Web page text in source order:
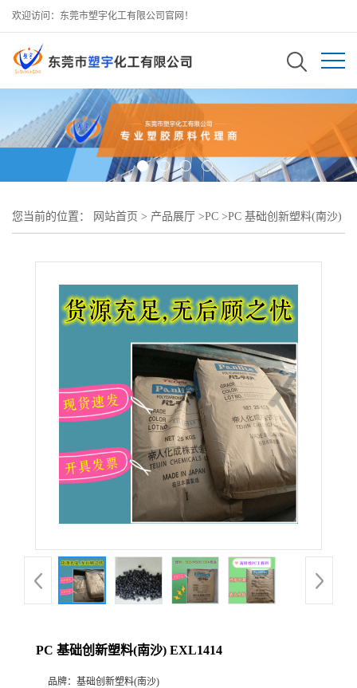
欢迎访问：东莞市塑宇化工有限公司官网！
您当前的位置： 网站首页 > 产品展厅 >PC >PC 基础创新塑料(南沙)
PC 基础创新塑料(南沙) EXL1414
品牌： 基础创新塑料(南沙)